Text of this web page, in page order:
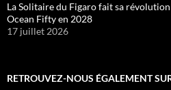
La Solitaire du Figaro fait sa
Ocean Fifty en 2028
17 juillet 2026
RETROUVEZ-NOUS ÉGALEMENT